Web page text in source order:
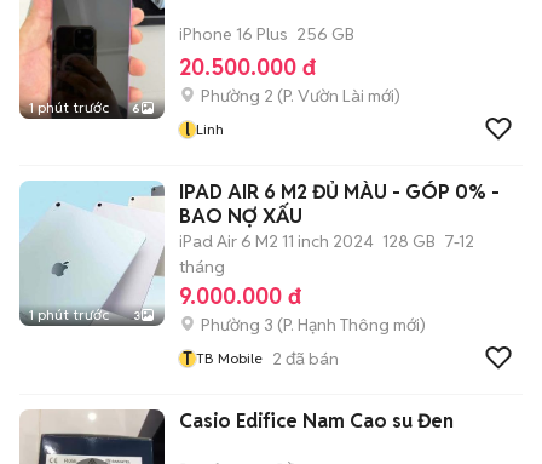
1 phút trước 6
iPhone 16 Plus 256 GB
20.500.000 đ
Phường 2 (P. Vườn Lài mới)
l Linh
1 phút trước 3
IPAD AIR 6 M2 ĐỦ MÀU - GÓP 0% -
BAO NỢ XẤU
iPad Air 6 M2 11 inch 2024 128 GB 7-12
tháng
9.000.000 đ
Phường 3 (P. Hạnh Thông mới)
T TB Mobile 2 đã bán
Casio Edifice Nam Cao su Đen